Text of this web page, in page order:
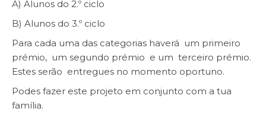
A) Alunos do 2.º ciclo
B) Alunos do 3.º ciclo
Para cada uma das categorias haverá um primeiro
prémio, um segundo prémio e um terceiro prémio.
Estes serão entregues no momento oportuno.
Podes fazer este projeto em conjunto com a tua
família.